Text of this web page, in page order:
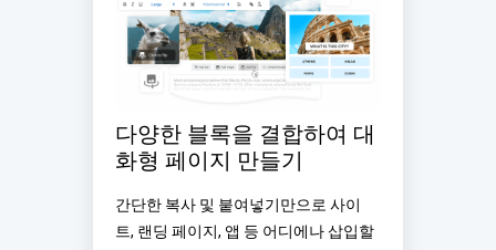
다양한 블록을 결합하여 대
화형 페이지 만들기
간단한 복사 및 붙여넣기만으로 사이
트, 랜딩 페이지, 앱 등 어디에나 삽입할